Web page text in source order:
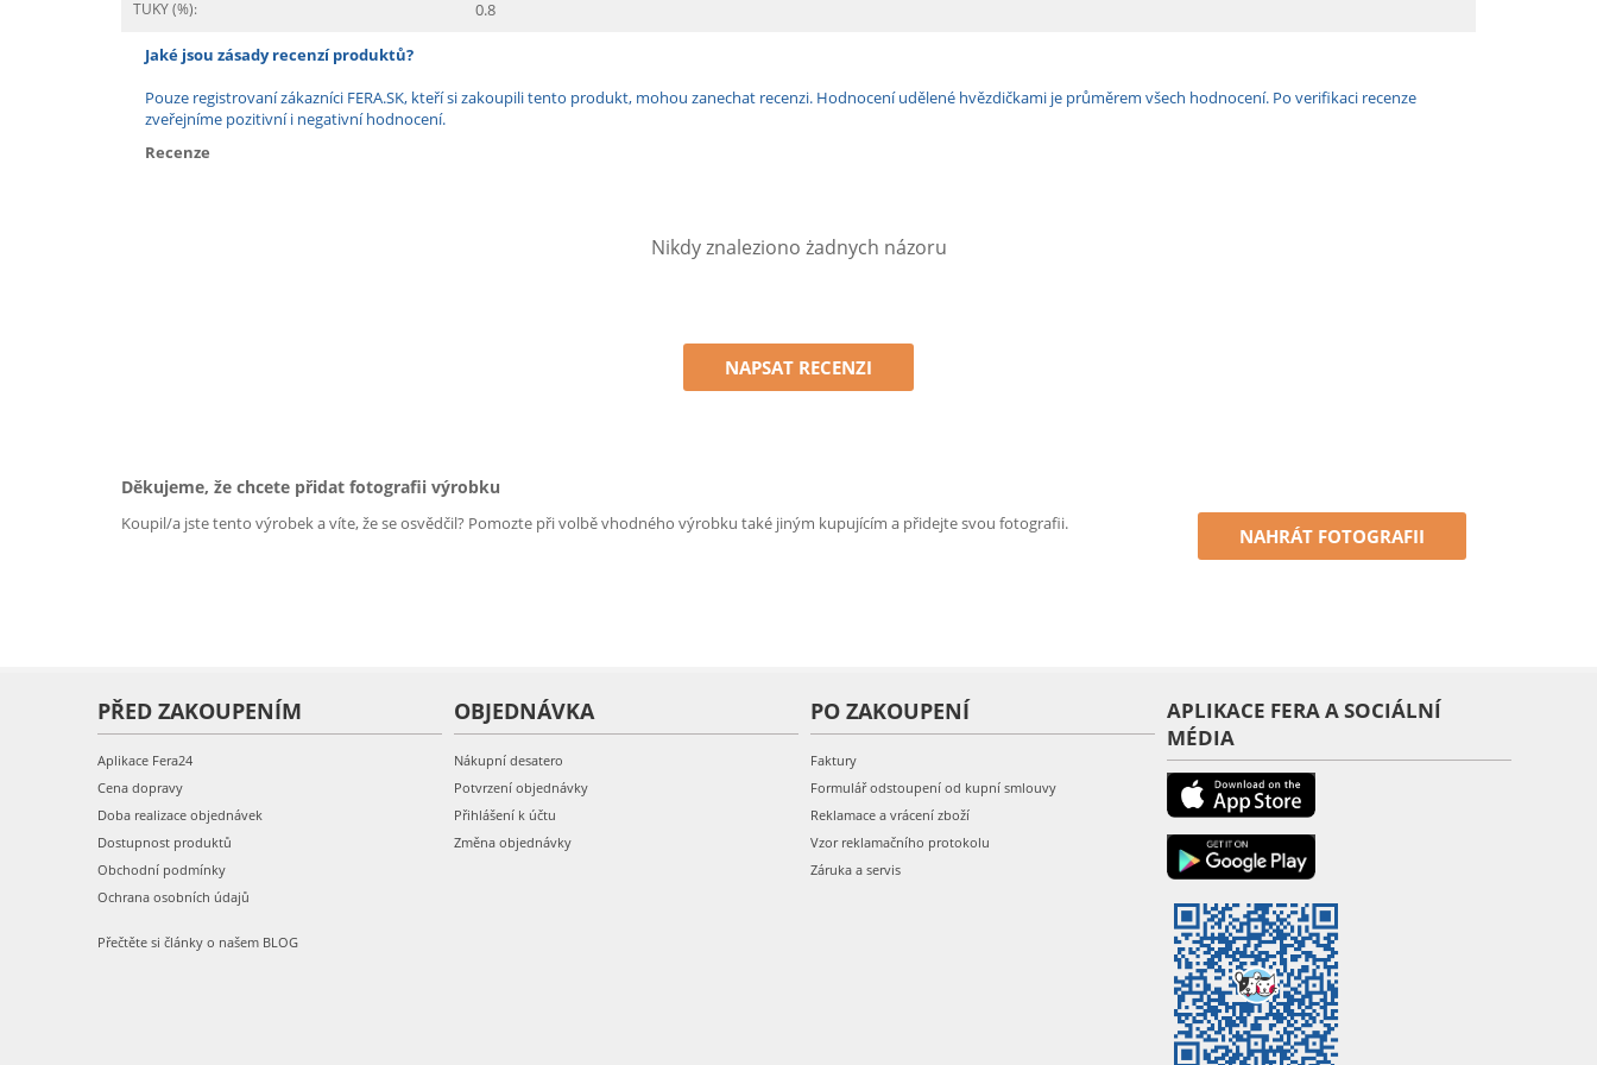
TUKY (%): 0.8
Jaké jsou zásady recenzí produktů?
Pouze registrovaní zákazníci FERA.SK, kteří si zakoupili tento produkt, mohou zanechat recenzi. Hodnocení udělené hvězdičkami je průměrem všech hodnocení. Po verifikaci recenze
zveřejníme pozitivní i negativní hodnocení.
Recenze
Nikdy znaleziono żadnych názoru
NAPSAT RECENZI
Děkujeme, že chcete přidat fotografii výrobku
Koupil/a jste tento výrobek a víte, že se osvědčil? Pomozte při volbě vhodného výrobku také jiným kupujícím a přidejte svou fotografii.
NAHRÁT FOTOGRAFII
PŘED ZAKOUPENÍM
Aplikace Fera24
Cena dopravy
Doba realizace objednávek
Dostupnost produktů
Obchodní podmínky
Ochrana osobních údajů
Přečtěte si články o našem BLOG
OBJEDNÁVKA
Nákupní desatero
Potvrzení objednávky
Přihlášení k účtu
Změna objednávky
PO ZAKOUPENÍ
Faktury
Formulář odstoupení od kupní smlouvy
Reklamace a vrácení zboží
Vzor reklamačního protokolu
Záruka a servis
APLIKACE FERA A SOCIÁLNÍ
MÉDIA